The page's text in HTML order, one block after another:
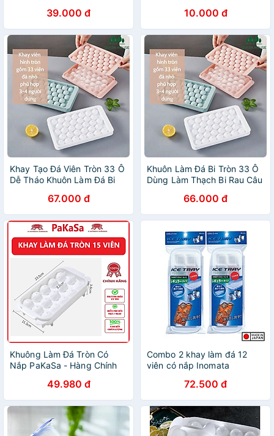
39.000 đ 10.000 đ
Khay Tạo Đá Viên Tròn 33 Ô
Dễ Tháo Khuôn Làm Đá Bi
67.000 đ
Khuôn Làm Đá Bi Tròn 33 Ô
Dùng Làm Thạch Bi Rau Câu
66.000 đ
Khuông Làm Đá Tròn Có
Nắp PaKaSa - Hàng Chính
49.980 đ
Combo 2 khay làm đá 12
viên có nắp Inomata
72.500 đ